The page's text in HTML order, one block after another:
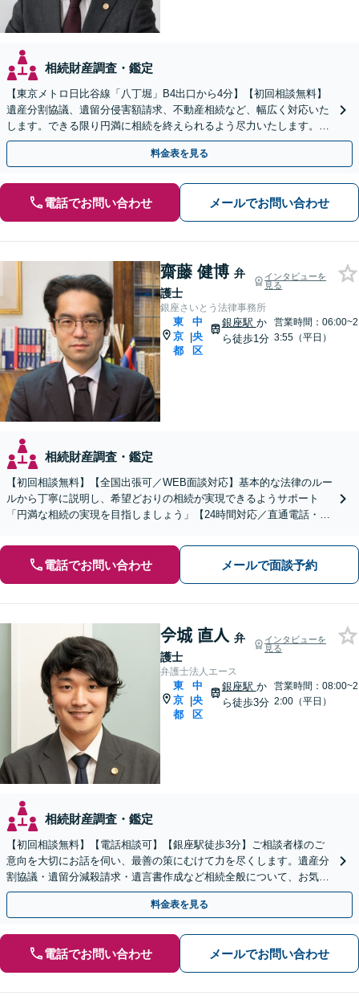
相続財産調査・鑑定
【東京メトロ日比谷線「八丁堀」B4出口から4分】【初回相談無料】
遺産分割協議、遺留分侵害額請求、不動産相続など、幅広く対応いた
します。できる限り円満に相続を終えられるよう尽力いたします。ぜ
ひご相談ください。【電話相談可】【休日面談可】
料金表を見る
電話でお問い合わせ メールでお問い合わせ
齋藤 健博 弁
護士
インタビューを
見る
銀座さいとう法律事務所
東
京
都
|
中
央
区
銀座駅 か
ら徒歩1分
営業時間：06:00~2
3:55（平日）
相続財産調査・鑑定
【初回相談無料】【全国出張可／WEB面談対応】基本的な法律のルー
ルから丁寧に説明し、希望どおりの相続が実現できるようサポート
「円満な相続の実現を目指しましょう」【24時間対応／直通電話・LI
電話でお問い合わせ メールで面談予約
𫝆城 直人 弁
護士
インタビューを
見る
弁護士法人エース
東
京
都
|
中
央
区
銀座駅 か
ら徒歩3分
営業時間：08:00~2
2:00（平日）
相続財産調査・鑑定
【初回相談無料】【電話相談可】【銀座駅徒歩3分】ご相談者様のご
意向を大切にお話を伺い、最善の策にむけて力を尽くします。遺産分
割協議・遺留分減殺請求・遺言書作成など相続全般について、お気軽
にご相談ください。
料金表を見る
電話でお問い合わせ メールでお問い合わせ